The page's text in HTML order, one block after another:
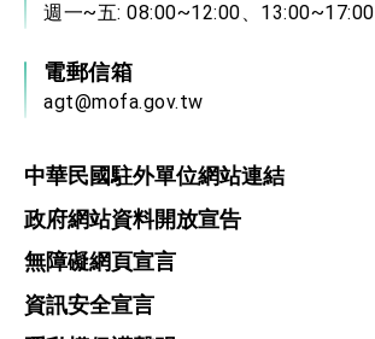
週一~五: 08:00~12:00、13:00~17:00
電郵信箱
agt@mofa.gov.tw
中華民國駐外單位網站連結
政府網站資料開放宣告
無障礙網頁宣言
資訊安全宣言